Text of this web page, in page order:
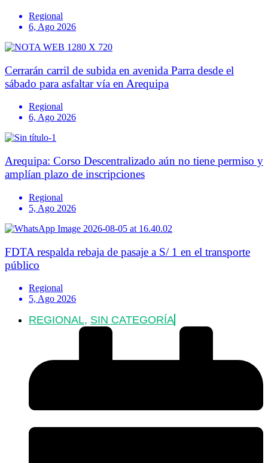
Regional
6, Ago 2026
Cerrarán carril de subida en avenida Parra desde el
sábado para asfaltar vía en Arequipa
Regional
6, Ago 2026
Arequipa: Corso Descentralizado aún no tiene permiso y
amplían plazo de inscripciones
Regional
5, Ago 2026
FDTA respalda rebaja de pasaje a S/ 1 en el transporte
público
Regional
5, Ago 2026
REGIONAL, SIN CATEGORÍA